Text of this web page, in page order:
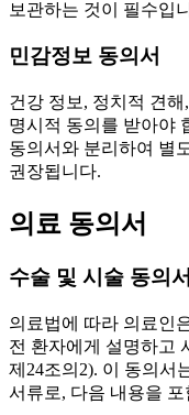
보관하는 것이 필수입
민감정보 동의서
건강 정보, 정치적 견
명시적 동의를 받아야
동의서와 분리하여 별
권장됩니다.
의료 동의서
수술 및 시술 동의서
의료법에 따라 의료인
전 환자에게 설명하고
제24조의2). 이 동의서
서류로, 다음 내용을